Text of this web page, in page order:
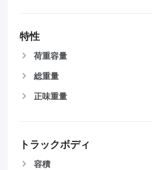
特性
荷重容量
総重量
正味重量
トラックボディ
容積